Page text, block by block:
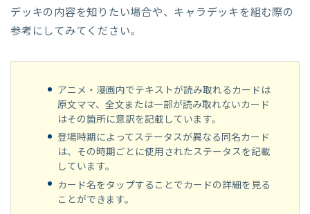
デッキの内容を知りたい場合や、キャラデッキを組む際の
参考にしてみてください。
アニメ・漫画内でテキストが読み取れるカードは
原文ママ、全文または一部が読み取れないカード
はその箇所に意訳を記載しています。
登場時期によってステータスが異なる同名カード
は、その時期ごとに使用されたステータスを記載
しています。
カード名をタップすることでカードの詳細を見る
ことができます。